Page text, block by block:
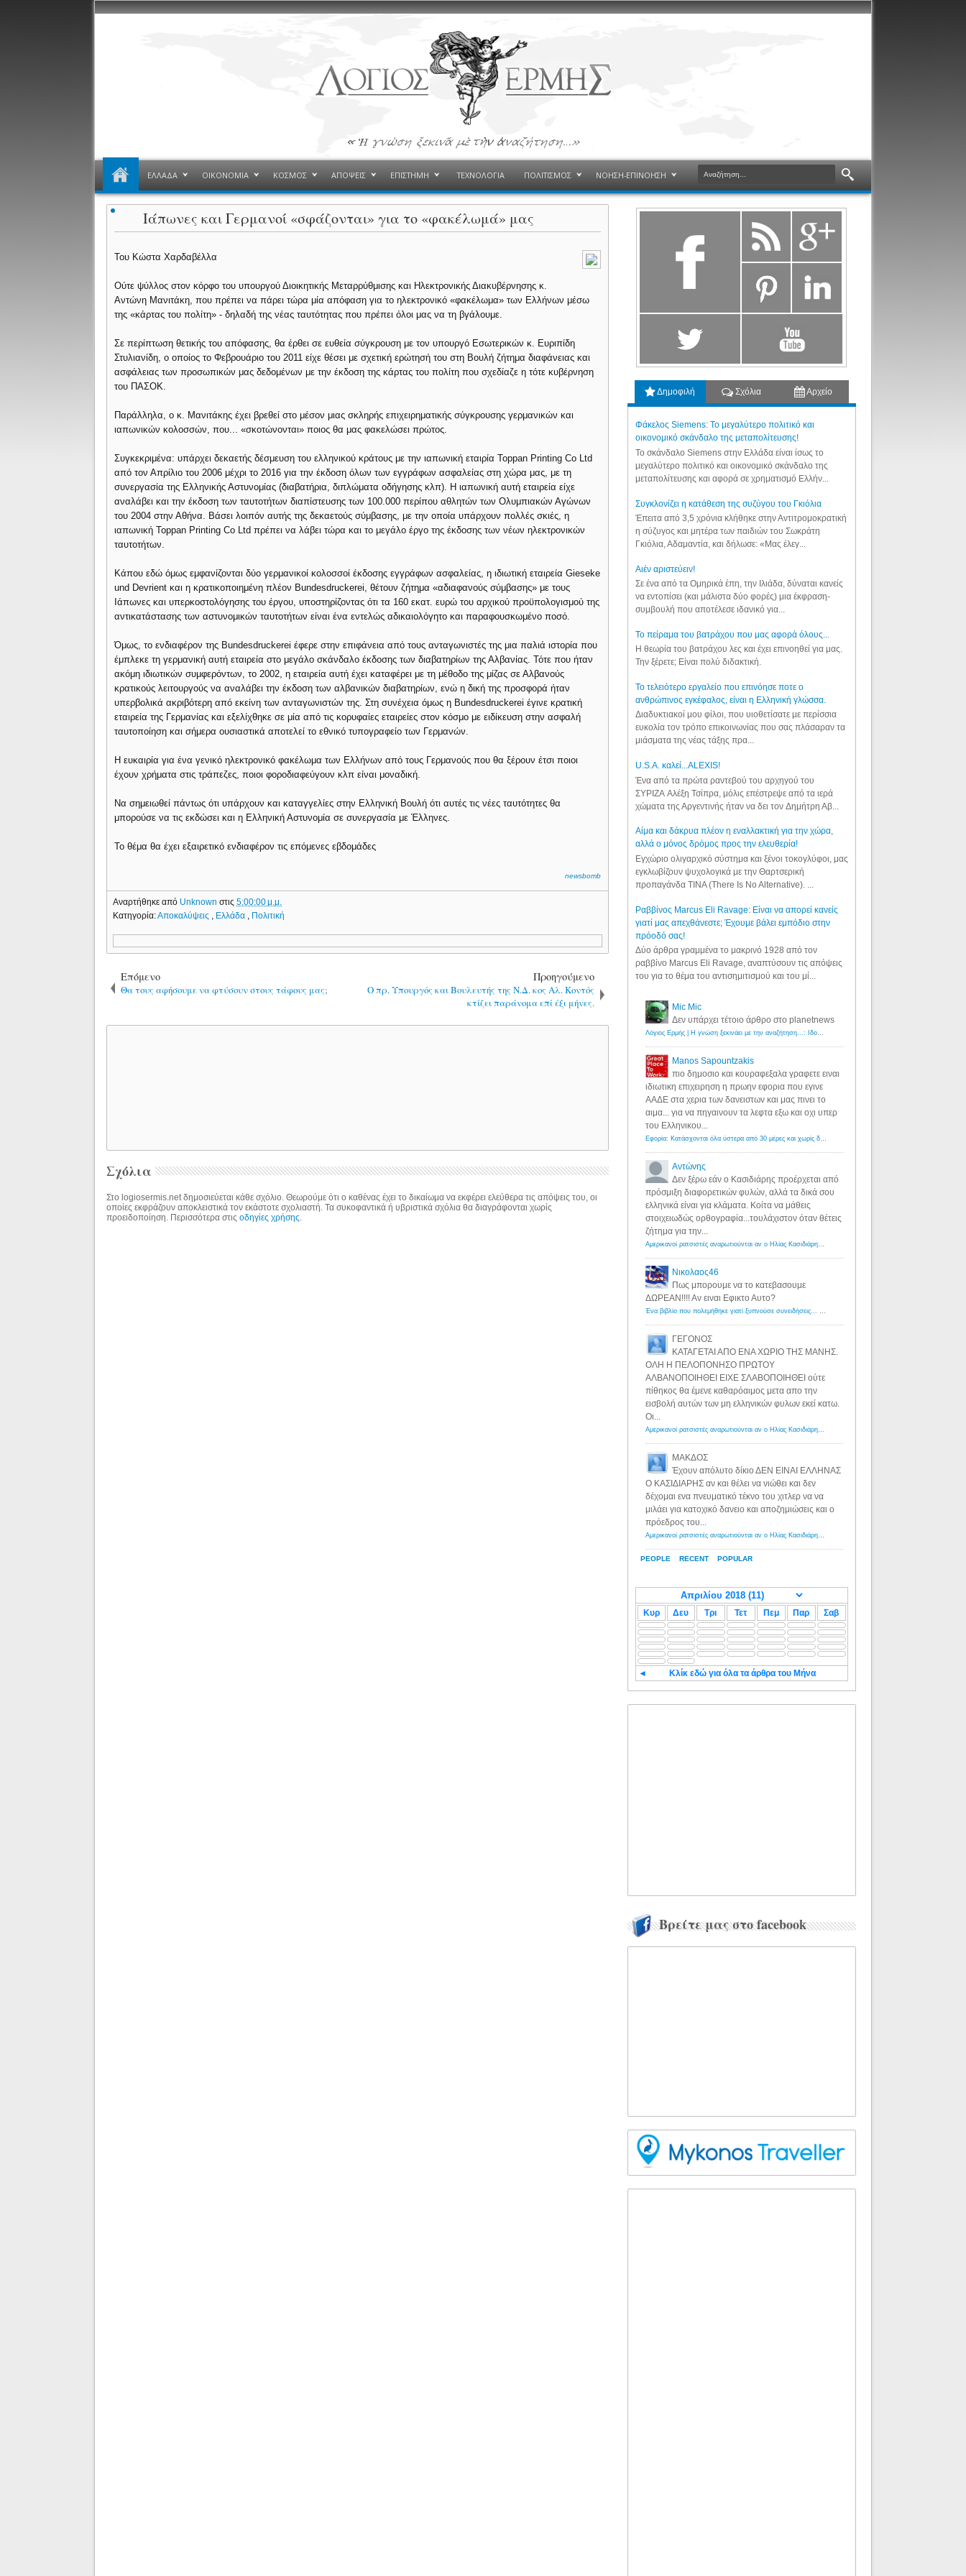
ΕΛΛΑΔΑ ΟΙΚΟΝΟΜΙΑ ΚΟΣΜΟΣ ΑΠΟΨΕΙΣ ΕΠΙΣΤΗΜΗ ΤΕΧΝΟΛΟΓΙΑ ΠΟΛΙΤΙΣΜΟΣ ΝΟΗΣΗ-ΕΠΙΝΟΗΣΗ
Ιάπωνες και Γερμανοί «σφάζονται» για το «φακέλωμά» μας
Του Κώστα Χαρδαβέλλα
Ούτε ψύλλος στον κόρφο του υπουργού Διοικητικής Μεταρρύθμισης και Ηλεκτρονικής Διακυβέρνησης κ.
Αντώνη Μανιτάκη, που πρέπει να πάρει τώρα μία απόφαση για το ηλεκτρονικό «φακέλωμα» των Ελλήνων μέσω
της «κάρτας του πολίτη» - δηλαδή της νέας ταυτότητας που πρέπει όλοι μας να τη βγάλουμε.
Σε περίπτωση θετικής του απόφασης, θα έρθει σε ευθεία σύγκρουση με τον υπουργό Εσωτερικών κ. Ευριπίδη
Στυλιανίδη, ο οποίος το Φεβρουάριο του 2011 είχε θέσει με σχετική ερώτησή του στη Βουλή ζήτημα διαφάνειας και
ασφάλειας των προσωπικών μας δεδομένων με την έκδοση της κάρτας του πολίτη που σχεδίαζε η τότε κυβέρνηση
του ΠΑΣΟΚ.
Παράλληλα, ο κ. Μανιτάκης έχει βρεθεί στο μέσον μιας σκληρής επιχειρηματικής σύγκρουσης γερμανικών και
ιαπωνικών κολοσσών, που... «σκοτώνονται» ποιος θα μας φακελώσει πρώτος.
Συγκεκριμένα: υπάρχει δεκαετής δέσμευση του ελληνικού κράτους με την ιαπωνική εταιρία Toppan Printing Co Ltd
από τον Απρίλιο του 2006 μέχρι το 2016 για την έκδοση όλων των εγγράφων ασφαλείας στη χώρα μας, με τη
συνεργασία της Ελληνικής Αστυνομίας (διαβατήρια, διπλώματα οδήγησης κλπ). Η ιαπωνική αυτή εταιρεία είχε
αναλάβει και την έκδοση των ταυτοτήτων διαπίστευσης των 100.000 περίπου αθλητών των Ολυμπιακών Αγώνων
του 2004 στην Αθήνα. Βάσει λοιπόν αυτής της δεκαετούς σύμβασης, με την οποία υπάρχουν πολλές σκιές, η
ιαπωνική Toppan Printing Co Ltd πρέπει να λάβει τώρα και το μεγάλο έργο της έκδοσης των νέων ηλεκτρονικών
ταυτοτήτων.
Κάπου εδώ όμως εμφανίζονται δύο γερμανικοί κολοσσοί έκδοσης εγγράφων ασφαλείας, η ιδιωτική εταιρεία Gieseke
und Devrient και η κρατικοποιημένη πλέον Bundesdruckerei, θέτουν ζήτημα «αδιαφανούς σύμβασης» με τους
Ιάπωνες και υπερκοστολόγησης του έργου, υποστηρίζοντας ότι τα 160 εκατ. ευρώ του αρχικού προϋπολογισμού της
αντικατάστασης των αστυνομικών ταυτοτήτων είναι ένα εντελώς αδικαιολόγητο και παραφουσκωμένο ποσό.
Όμως, το ενδιαφέρον της Bundesdruckerei έφερε στην επιφάνεια από τους ανταγωνιστές της μια παλιά ιστορία που
έμπλεκε τη γερμανική αυτή εταιρεία στο μεγάλο σκάνδαλο έκδοσης των διαβατηρίων της Αλβανίας. Τότε που ήταν
ακόμη ιδιωτικών συμφερόντων, το 2002, η εταιρεία αυτή έχει καταφέρει με τη μέθοδο της μίζας σε Αλβανούς
κρατικούς λειτουργούς να αναλάβει την έκδοση των αλβανικών διαβατηρίων, ενώ η δική της προσφορά ήταν
υπερβολικά ακριβότερη από εκείνη των ανταγωνιστών της. Στη συνέχεια όμως η Bundesdruckerei έγινε κρατική
εταιρεία της Γερμανίας και εξελίχθηκε σε μία από τις κορυφαίες εταιρείες στον κόσμο με ειδίκευση στην ασφαλή
ταυτοποίηση και σήμερα ουσιαστικά αποτελεί το εθνικό τυπογραφείο των Γερμανών.
Η ευκαιρία για ένα γενικό ηλεκτρονικό φακέλωμα των Ελλήνων από τους Γερμανούς που θα ξέρουν έτσι ποιοι
έχουν χρήματα στις τράπεζες, ποιοι φοροδιαφεύγουν κλπ είναι μοναδική.
Να σημειωθεί πάντως ότι υπάρχουν και καταγγελίες στην Ελληνική Βουλή ότι αυτές τις νέες ταυτότητες θα
μπορούσε να τις εκδώσει και η Ελληνική Αστυνομία σε συνεργασία με Έλληνες.
Το θέμα θα έχει εξαιρετικό ενδιαφέρον τις επόμενες εβδομάδες
newsbomb
Αναρτήθηκε από Unknownστις5:00:00 μ.μ.
Κατηγορία:Αποκαλύψεις Ελλάδα Πολιτική
Επόμενο
Θα τους αφήσουμε να φτύσουν στους τάφους μας;
Προηγούμενο
Ο πρ. Υπουργός και Βουλευτής της Ν.Δ. κος Αλ. Κοντός
κτίζει παράνομα επί έξι μήνες.
Σχόλια
Στο logiosermis.net δημοσιεύεται κάθε σχόλιο. Θεωρούμε ότι ο καθένας έχει το δικαίωμα να εκφέρει ελεύθερα τις απόψεις του, οι
οποίες εκφράζουν αποκλειστικά τον εκάστοτε σχολιαστή. Τα συκοφαντικά ή υβριστικά σχόλια θα διαγράφονται χωρίς
προειδοποίηση. Περισσότερα στιςοδηγίες χρήσης
Δημοφιλή Σχόλια Αρχείο
Φάκελος Siemens: Το μεγαλύτερο πολιτικό και
οικονομικό σκάνδαλο της μεταπολίτευσης!
Το σκάνδαλο Siemens στην Ελλάδα είναι ίσως το
μεγαλύτερο πολιτικό και οικονομικό σκάνδαλο της
μεταπολίτευσης και αφορά σε χρηματισμό Ελλήν...
Συγκλονίζει η κατάθεση της συζύγου του Γκιόλια
Έπειτα από 3,5 χρόνια κλήθηκε στην Αντιτρομοκρατική
η σύζυγος και μητέρα των παιδιών του Σωκράτη
Γκιόλια, Αδαμαντία, και δήλωσε: «Μας έλεγ...
Aιέν αριστεύειν!
Σε ένα από τα Ομηρικά έπη, την Ιλιάδα, δύναται κανείς
να εντοπίσει (και μάλιστα δύο φορές) μια έκφραση-
συμβουλή που αποτέλεσε ιδανικό για...
Το πείραμα του βατράχου που μας αφορά όλους...
Η θεωρία του βατράχου λες και έχει επινοηθεί για μας.
Την ξέρετε; Είναι πολύ διδακτική.
Το τελειότερο εργαλείο που επινόησε ποτε ο
ανθρώπινος εγκέφαλος, είναι η Ελληνική γλώσσα.
Διαδυκτιακοί μου φίλοι, που υιοθετίσατε με περίσσια
ευκολία τον τρόπο επικοινωνίας που σας πλάσαραν τα
μιάσματα της νέας τάξης πρα...
U.S.A. καλεί...ALEXIS!
Ένα από τα πρώτα ραντεβού του αρχηγού του
ΣΥΡΙΖΑ Αλέξη Τσίπρα, μόλις επέστρεψε από τα ιερά
χώματα της Αργεντινής ήταν να δει τον Δημήτρη Αβ...
Αίμα και δάκρυα πλέον η εναλλακτική για την χώρα,
αλλά ο μόνος δρόμος προς την ελευθερία!
Εγχώριο ολιγαρχικό σύστημα και ξένοι τοκογλύφοι, μας
εγκλωβίζουν ψυχολογικά με την Θαρτσερική
προπαγάνδα TINA (There Is No Alternative). ...
Ραββίνος Marcus Eli Ravage: Είναι να απορεί κανείς
γιατί μας απεχθάνεστε; Έχουμε βάλει εμπόδιο στην
πρόοδό σας!
Δύο άρθρα γραμμένα το μακρινό 1928 από τον
ραββίνο Marcus Eli Ravage, αναπτύσουν τις απόψεις
του για το θέμα του αντισημιτισμού και του μί...
PEOPLE RECENT POPULAR
Mic Mic
Δεν υπάρχει τέτοιο άρθρο στο planetnews
Λόγιος Ερμής | Η γνώση ξεκινάει με την αναζήτηση...: Ιδού οι 18 που χρωστούν 11 δις ευρώ!
Manos Sapountzakis
πιο δημοσιο και κουραφεξαλα γραφετε ειναι
ιδιωτικη επιχειρηση η πρωην εφορια που εγινε
ΑΑΔΕ στα χερια των δανειστων και μας πινει το
αιμα... για να πηγαινουν τα λεφτα εξω και οχι υπερ
του Ελληνικου...
Εφορία: Κατάσχονται όλα ύστερα από 30 μέρες και χωρίς δικαστικές αποφάσεις - Λόγιος Ερμής
Αντώνης
Δεν ξέρω εάν ο Κασιδιάρης προέρχεται από
πρόσμιξη διαφορετικών φυλών, αλλά τα δικά σου
ελληνικά είναι για κλάματα. Κοίτα να μάθεις
στοιχειωδώς ορθογραφία...τουλάχιστον όταν θέτεις
ζήτημα για την...
Αμερικανοί ρατσιστές αναρωτιούνται αν ο Ηλίας Κασιδιάρης ανήκει στη λευκή φυλή... - Λόγιος Ερμής
Νικολαος46
Πως μπορουμε να το κατεβασουμε
ΔΩΡΕΑΝ!!!! Αν ειναι Εφικτο Αυτο?
Ένα βιβλίο που πολεμήθηκε γιατί ξυπνούσε συνειδήσεις... - Λόγιος Ερμής | Η γνώση ξεκινάει με την αναζήτηση...
ΓΕΓΟΝΟΣ
ΚΑΤΑΓΕΤΑΙ ΑΠΟ ΕΝΑ ΧΩΡΙΟ ΤΗΣ ΜΑΝΗΣ.
ΟΛΗ Η ΠΕΛΟΠΟΝΗΣΟ ΠΡΩΤΟΥ
ΑΛΒΑΝΟΠΟΙΗΘΕΙ ΕΙΧΕ ΣΛΑΒΟΠΟΙΗΘΕΙ ούτε
πίθηκος θα έμενε καθαρόαιμος μετα απο την
εισβολή αυτών των μη ελληνικών φυλων εκεί κατω.
Οι...
Αμερικανοί ρατσιστές αναρωτιούνται αν ο Ηλίας Κασιδιάρης ανήκει στη λευκή φυλή... - Λόγιος Ερμής
ΜΑΚΔΟΣ
Έχουν απόλυτο δίκιο ΔΕΝ ΕΙΝΑΙ ΕΛΛΗΝΑΣ
Ο ΚΑΣΙΔΙΑΡΗΣ αν και θέλει να νιώθει και δεν
δέχομαι ενα πνευματικό τέκνο του χιτλερ να να
μιλάει για κατοχικό δανειο και αποζημιώσεις και ο
πρόεδρος του...
Αμερικανοί ρατσιστές αναρωτιούνται αν ο Ηλίας Κασιδιάρης ανήκει στη λευκή φυλή... - Λόγιος Ερμής
Κυρ Δευ Τρι Τετ Πεμ Παρ Σαβ
◄ Κλίκ εδώ για όλα τα άρθρα του Μήνα
Βρείτε μας στο facebook